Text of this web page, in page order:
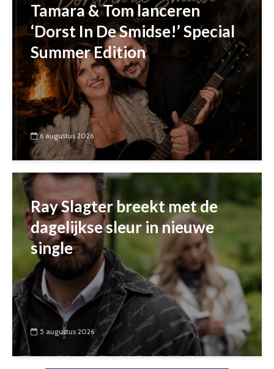
Tamara & Tom lanceren
‘Dorst In De Smidse!’ Special
Summer Edition
6 augustus 2026
Ray Slagter breekt met de
dagelijkse sleur in nieuwe
single
5 augustus 2026